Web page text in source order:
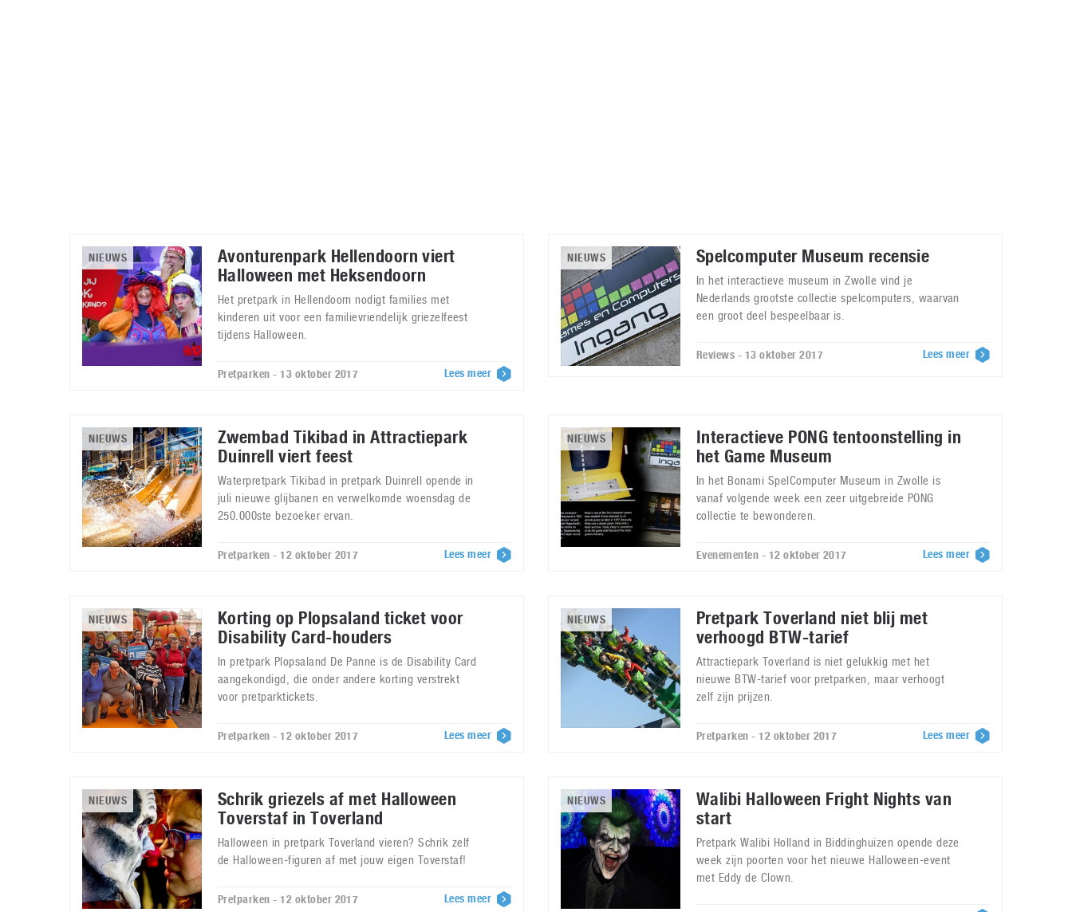
NIEUWS
Avonturenpark Hellendoorn viert
Halloween met Heksendoorn
Het pretpark in Hellendoorn nodigt families met
kinderen uit voor een familievriendelijk griezelfeest
tijdens Halloween.
Pretparken - 13 oktober 2017 Lees meer
NIEUWS Spelcomputer Museum recensie
In het interactieve museum in Zwolle vind je
Nederlands grootste collectie spelcomputers, waarvan
een groot deel bespeelbaar is.
Reviews - 13 oktober 2017 Lees meer
NIEUWS
Zwembad Tikibad in Attractiepark
Duinrell viert feest
Waterpretpark Tikibad in pretpark Duinrell opende in
juli nieuwe glijbanen en verwelkomde woensdag de
250.000ste bezoeker ervan.
Pretparken - 12 oktober 2017 Lees meer
NIEUWS
Interactieve PONG tentoonstelling in
het Game Museum
In het Bonami SpelComputer Museum in Zwolle is
vanaf volgende week een zeer uitgebreide PONG
collectie te bewonderen.
Evenementen - 12 oktober 2017 Lees meer
NIEUWS
Korting op Plopsaland ticket voor
Disability Card-houders
In pretpark Plopsaland De Panne is de Disability Card
aangekondigd, die onder andere korting verstrekt
voor pretparktickets.
Pretparken - 12 oktober 2017 Lees meer
NIEUWS
Pretpark Toverland niet blij met
verhoogd BTW-tarief
Attractiepark Toverland is niet gelukkig met het
nieuwe BTW-tarief voor pretparken, maar verhoogt
zelf zijn prijzen.
Pretparken - 12 oktober 2017 Lees meer
NIEUWS
Schrik griezels af met Halloween
Toverstaf in Toverland
Halloween in pretpark Toverland vieren? Schrik zelf
de Halloween-figuren af met jouw eigen Toverstaf!
Pretparken - 12 oktober 2017 Lees meer
NIEUWS
Walibi Halloween Fright Nights van
start
Pretpark Walibi Holland in Biddinghuizen opende deze
week zijn poorten voor het nieuwe Halloween-event
met Eddy de Clown.